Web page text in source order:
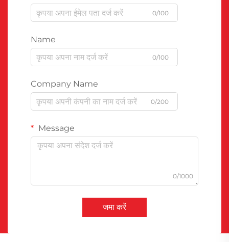
0/100
Name
0/100
Company Name
0/200
Message
0/1000
जमा करें